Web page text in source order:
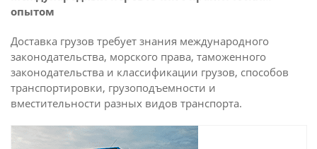
опытом
Доставка грузов требует знания международного
законодательства, морского права, таможенного
законодательства и классификации грузов, способов
транспортировки, грузоподъемности и
вместительности разных видов транспорта.